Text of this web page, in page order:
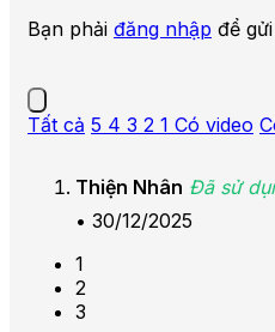
Bạn phải đăng nhập để
Tất cả 5 4 3 2 1 Có video
Thiện Nhân Đã sử
• 30/12/2025
1
2
3